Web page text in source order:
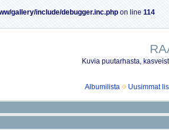
gallery/include/debugger.inc.php on line 114
Kuvia puutarhasta,
Albumilista
Uusimmat